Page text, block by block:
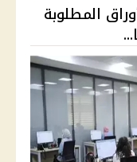
السفر 2026.. الأوراق المطلوبة